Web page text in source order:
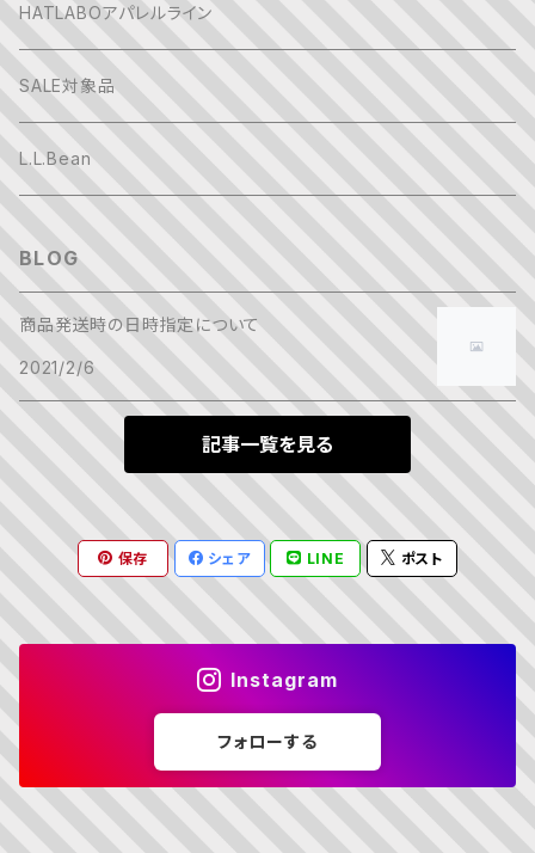
ベレー帽系
キャスケット系
ハンチング系
バケットハット系
ベレー帽系
キャスケット系
ストローハット系
CAP系
バケットハット系
ハンチング系
HATLABOアパレルライン
SALE対象品
L.L.Bean
BLOG
商品発送時の日時指定について
2021/2/6
記事一覧を見る
保存 シェア LINE ポスト
Instagram
フォローする